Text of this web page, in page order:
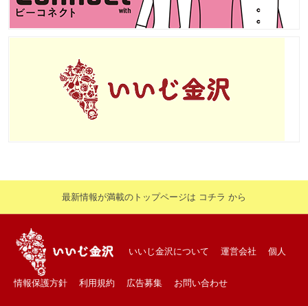
最新情報が満載のトップページは コチラ から
いいじ金沢について 運営会社 個人
情報保護方針 利用規約 広告募集 お問い合わせ